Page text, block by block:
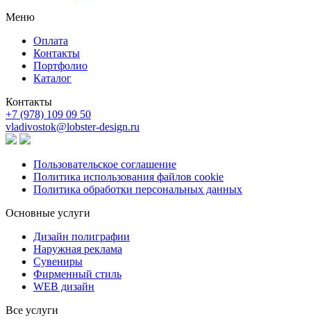
Меню
Оплата
Контакты
Портфолио
Каталог
Контакты
+7 (978) 109 09 50
vladivostok@lobster-design.ru
Пользовательское соглашение
Политика использования файлов cookie
Политика обработки персональных данных
Основные услуги
Дизайн полиграфии
Наружная реклама
Сувениры
Фирменный стиль
WEB дизайн
Все услуги